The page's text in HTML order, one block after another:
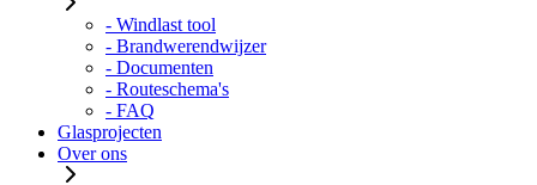
- Windlast tool
- Brandwerendwijzer
- Documenten
- Routeschema's
- FAQ
Glasprojecten
Over ons